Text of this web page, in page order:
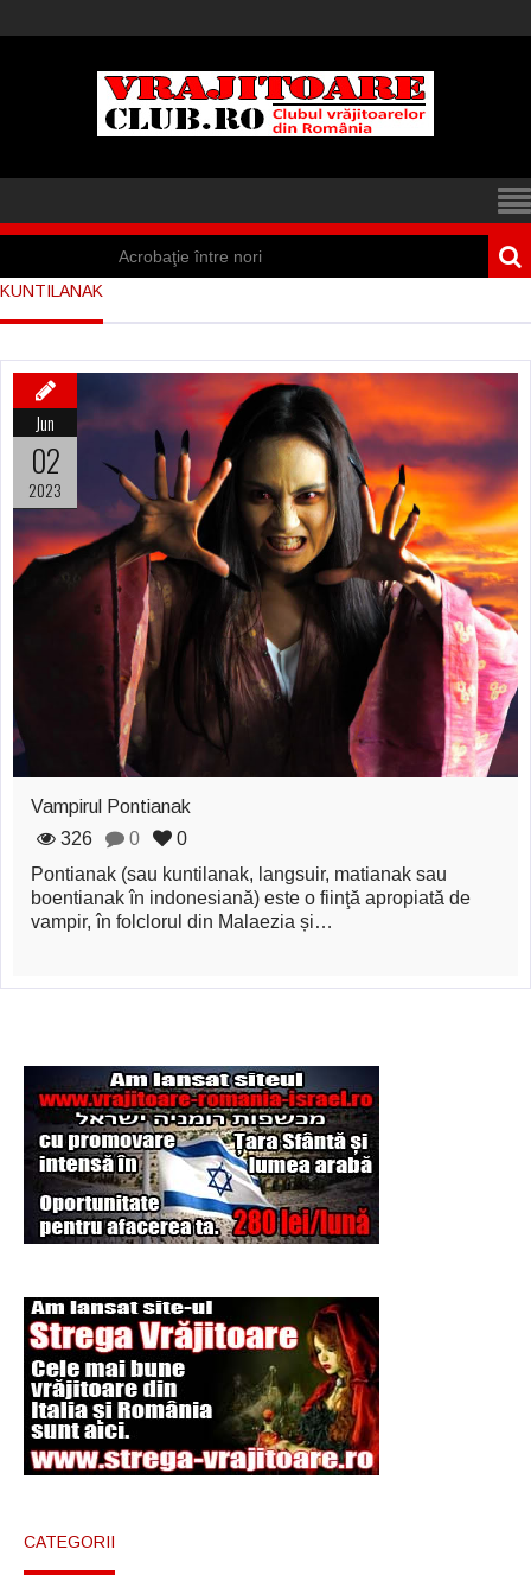
Acrobaţie între nori
Marea vânătoare
de vrăjitoare din
Suedia
Vrăjitoare
zburătoare în Mexic
Magia în Thailanda
Madona lacrimilor
din Siracusa
(Silcilia)
Uimitoarea viaţă a
Teresei Neumann
misterios vizitat şi
Şi-a vândut soţia
pentru un ritual de
magie neagră
KUNTILANAK
Jun
02
2023
Vampirul Pontianak
326
0
0
Pontianak (sau kuntilanak, langsuir, matianak sau
boentianak în indonesiană) este o fiinţă apropiată de
vampir, în folclorul din Malaezia și…
CATEGORII